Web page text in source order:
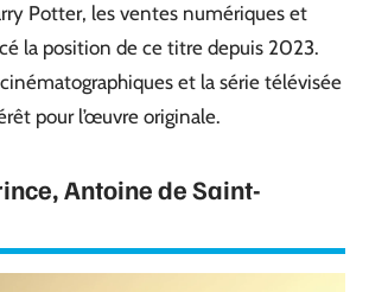
Potter, les ventes numériques et
la position de ce titre depuis 2023.
et la série télévisée
pour l’œuvre originale.
Antoine de Saint-